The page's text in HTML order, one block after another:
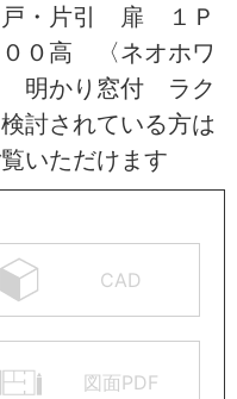
・片引 扉 １Ｐ
０高 〈ネオホワ
明かり窓付 ラク
討されている方は
いただけます
CAD
図面PDF